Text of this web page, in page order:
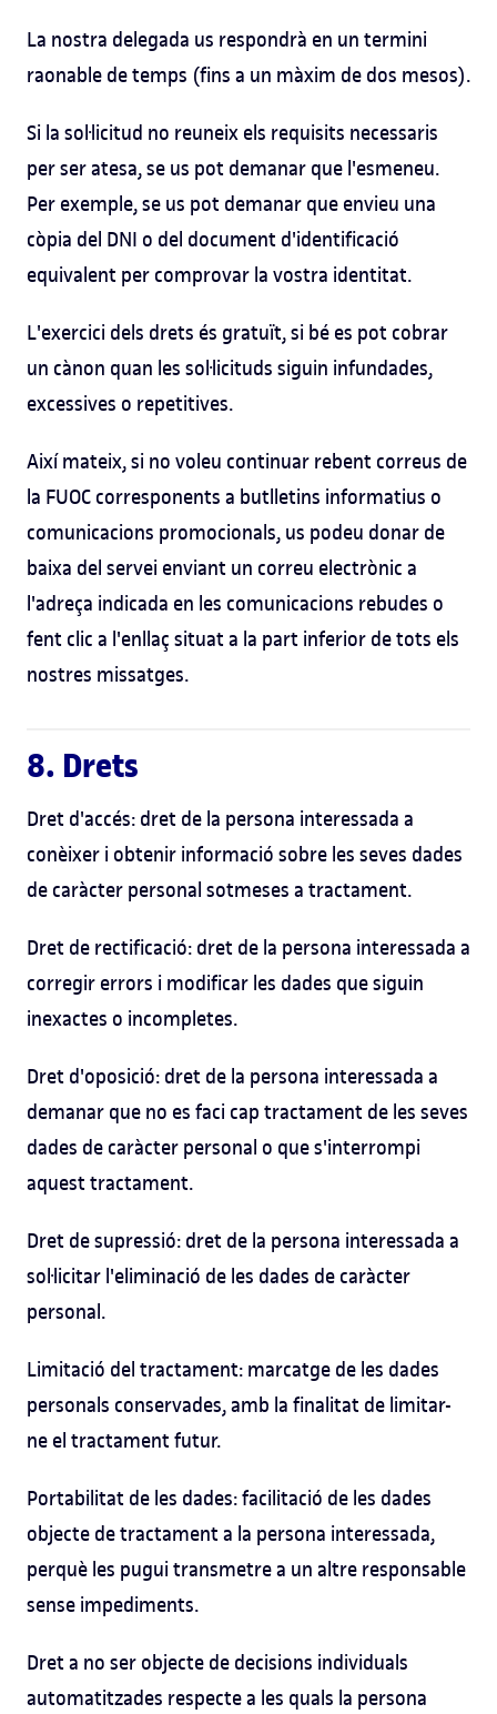
La nostra delegada us respondrà en un termini
raonable de temps (fins a un màxim de dos mesos).
Si la sol·licitud no reuneix els requisits necessaris
per ser atesa, se us pot demanar que l'esmeneu.
Per exemple, se us pot demanar que envieu una
còpia del DNI o del document d'identificació
equivalent per comprovar la vostra identitat.
L'exercici dels drets és gratuït, si bé es pot cobrar
un cànon quan les sol·licituds siguin infundades,
excessives o repetitives.
Així mateix, si no voleu continuar rebent correus de
la FUOC corresponents a butlletins informatius o
comunicacions promocionals, us podeu donar de
baixa del servei enviant un correu electrònic a
l'adreça indicada en les comunicacions rebudes o
fent clic a l'enllaç situat a la part inferior de tots els
nostres missatges.
8. Drets
Dret d'accés: dret de la persona interessada a
conèixer i obtenir informació sobre les seves dades
de caràcter personal sotmeses a tractament.
Dret de rectificació: dret de la persona interessada a
corregir errors i modificar les dades que siguin
inexactes o incompletes.
Dret d'oposició: dret de la persona interessada a
demanar que no es faci cap tractament de les seves
dades de caràcter personal o que s'interrompi
aquest tractament.
Dret de supressió: dret de la persona interessada a
sol·licitar l'eliminació de les dades de caràcter
personal.
Limitació del tractament: marcatge de les dades
personals conservades, amb la finalitat de limitar-
ne el tractament futur.
Portabilitat de les dades: facilitació de les dades
objecte de tractament a la persona interessada,
perquè les pugui transmetre a un altre responsable
sense impediments.
Dret a no ser objecte de decisions individuals
automatitzades respecte a les quals la persona